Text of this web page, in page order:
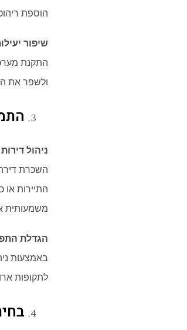
הוספת
שיפור
התקנת
ולשפר את
ניהול דירות Airbnb או Booking
התיירות או
משמעותית
הגדלת
באמצעות
לתקופות